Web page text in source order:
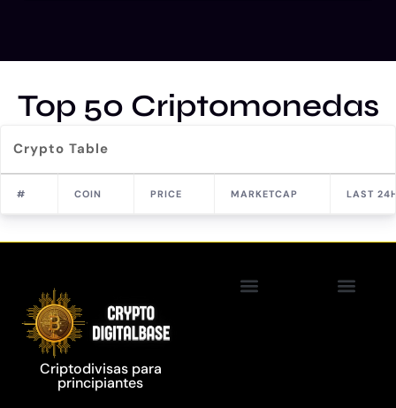
Top 50 Criptomonedas
Crypto Table
# COIN PRICE MARKETCAP LAST
Criptodivisas para
principiantes